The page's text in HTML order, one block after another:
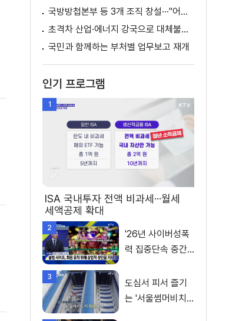
국방방첩본부 등 3개 조직 창설···"어두운 방첩사 결별"
초격차 산업·에너지 강국으로 대체불가 대한민국 이재명 대통령 모두말씀
국민과 함께하는 부처별 업무보고 재개
인기 프로그램
1
ISA 국내투자 전액 비과세···월세
세액공제 확대
2
'26년 사이버성폭
력 집중단속 중간
진계획은?
3
도심서 피서 즐기
는 '서울썸머비치'